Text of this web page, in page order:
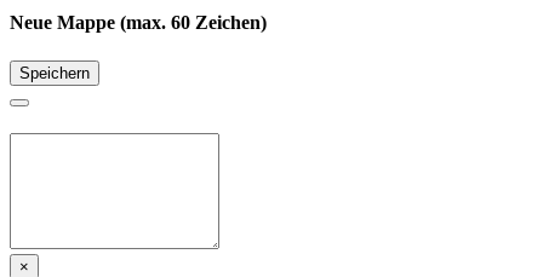
Neue Mappe (max. 60 Zeichen)
Speichern
×